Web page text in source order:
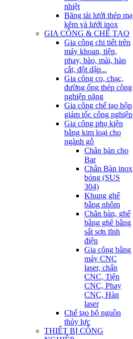
nhiệt
Băng tải lưới thép mạ
kẽm và lưới inox
GIA CÔNG & CHẾ TẠO
Gia công chi tiết trên
máy khoan, tiện,
phay, bào, mài, hàn
cắt, đột dập...
Gia công co, chạc,
đường ống thép công
nghiệp nặng
Gia công chế tạo hộp
giảm tốc công nghiệp
Gia công phụ kiện
bằng kim loại cho
ngành gỗ
Chân bàn cho
Bar
Chân Bàn inox
bóng (SUS
304)
Khung ghế
bằng nhôm
Chân bàn, ghế
bằng ghê bằng
sất sơn tĩnh
điện
Gia công bằng
máy CNC
laser, chấn
CNC, Tiện
CNC, Phay
CNC, Hàn
laser
Chế tạo bộ nguồn
thủy lực
THIẾT BỊ CÔNG